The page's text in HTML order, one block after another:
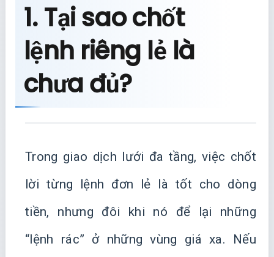
1. Tại sao chốt
lệnh riêng lẻ là
chưa đủ?
Trong giao dịch lưới đa tầng, việc chốt
lời từng lệnh đơn lẻ là tốt cho dòng
tiền, nhưng đôi khi nó để lại những
“lệnh rác” ở những vùng giá xa. Nếu